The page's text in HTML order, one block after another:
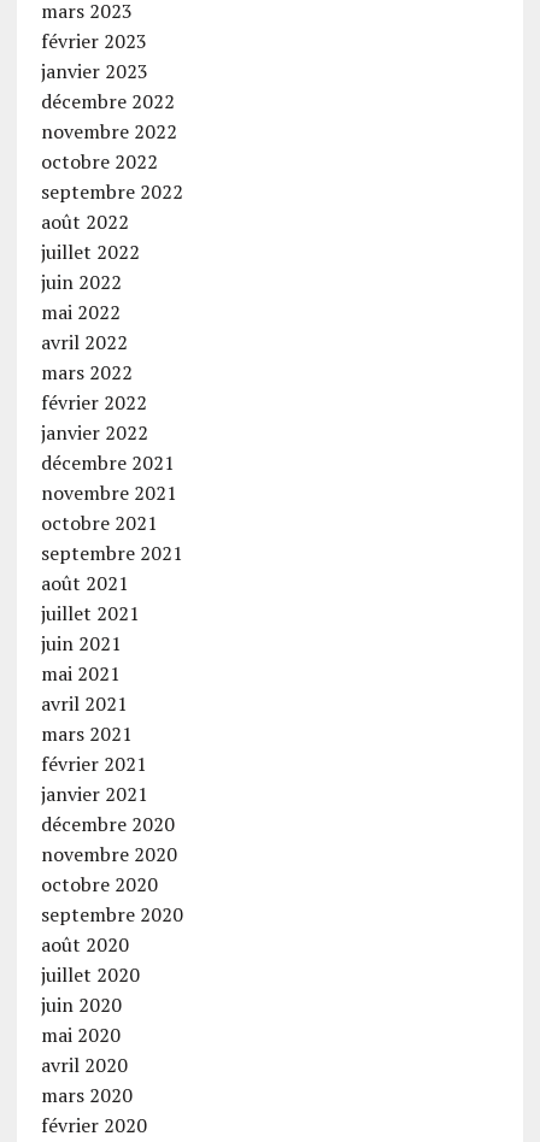
mars 2023
février 2023
janvier 2023
décembre 2022
novembre 2022
octobre 2022
septembre 2022
août 2022
juillet 2022
juin 2022
mai 2022
avril 2022
mars 2022
février 2022
janvier 2022
décembre 2021
novembre 2021
octobre 2021
septembre 2021
août 2021
juillet 2021
juin 2021
mai 2021
avril 2021
mars 2021
février 2021
janvier 2021
décembre 2020
novembre 2020
octobre 2020
septembre 2020
août 2020
juillet 2020
juin 2020
mai 2020
avril 2020
mars 2020
février 2020